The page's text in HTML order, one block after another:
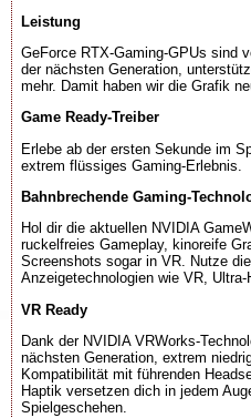
Leistung
GeForce RTX-Gaming-GPUs sind
der nächsten Generation,
mehr. Damit haben wir die Grafik
Game Ready-Treiber
Erlebe ab der ersten Sekunde im
extrem flüssiges Gaming-Erlebnis.
Bahnbrechende Gaming-
Hol dir die aktuellen NVIDIA
ruckelfreies Gameplay, kinoreife
Screenshots sogar in VR. Nutze
Anzeigetechnologien wie VR,
VR Ready
Dank der NVIDIA VRWorks-
nächsten Generation, extrem
Kompatibilität mit führenden
Haptik versetzen dich in jedem
Spielgeschehen.